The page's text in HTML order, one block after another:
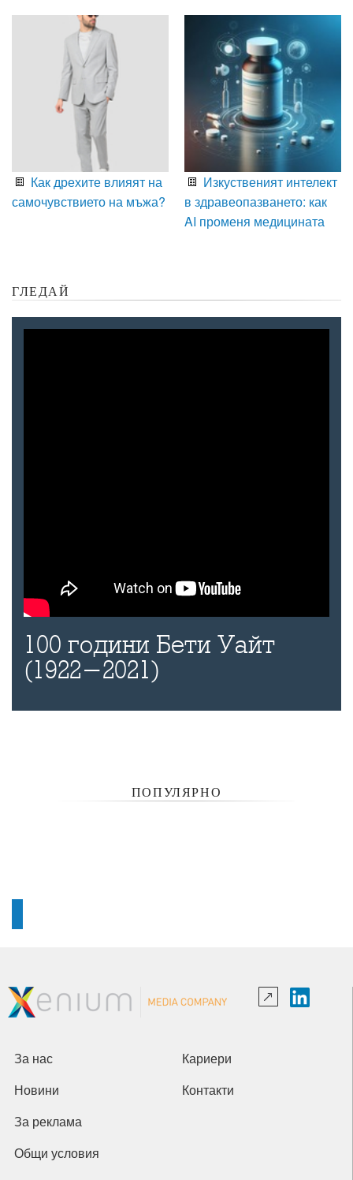
Как дрехите влияят на
самочувствието на мъжа?
Изкуственият интелект
в здравеопазването: как
AI променя медицината
ГЛЕДАЙ
100 години Бети Уайт
(1922-2021)
ПОПУЛЯРНО
За нас Кариери
Новини Контакти
За реклама
Общи условия